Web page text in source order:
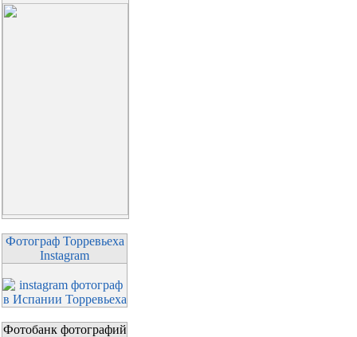
Фотограф Торревьеха
Instagram
Фотобанк фотографий